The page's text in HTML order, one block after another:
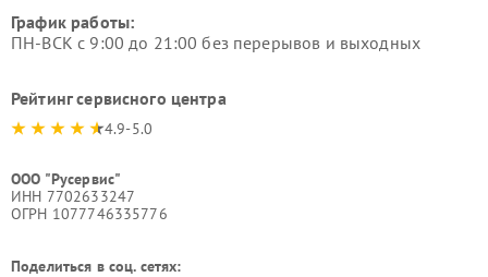
График работы:
ПН-ВСК с 9:00 до 21:00 без перерывов и выходных
Рейтинг сервисного центра
4.9-5.0
ООО "Русервис"
ИНН 7702633247
ОГРН 1077746335776
Поделиться в соц. сетях: